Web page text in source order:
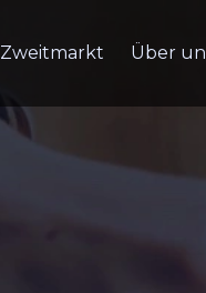
Zweitmarkt Über